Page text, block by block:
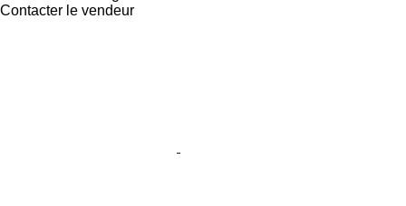
Contacter le vendeur